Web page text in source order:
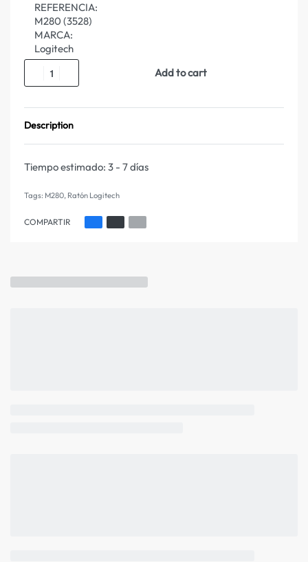
REFERENCIA:
M280 (3528)
MARCA:
Logitech
Add to cart
Description
Tiempo estimado: 3 - 7 días
Tags: M280, Ratón Logitech
COMPARTIR